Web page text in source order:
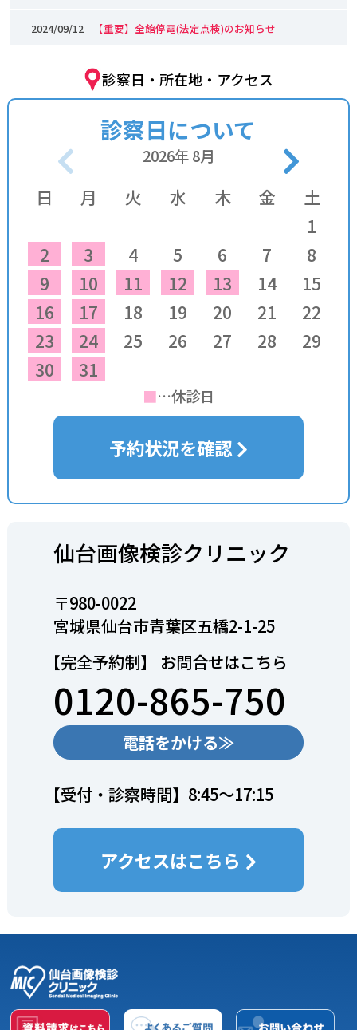
2024/09/12 【重要】全館停電(法定点検)のお知らせ
診察日・所在地・アクセス
診察日について
2026年8月
日 月 火 水 木 金
土
1
2
3 4 5 6 7
8
9
10 11 12 13 14
15
16
17 18 19 20 21
22
23
24 25 26 27 28
29
30
31
■…休診日
予約状況を確認
仙台画像検診クリニック
〒980-0022
宮城県仙台市青葉区五橋2-1-25
【完全予約制】 お問合せはこちら
0120-865-750
電話をかける≫
【受付・診察時間】8:45～17:15
アクセスはこちら